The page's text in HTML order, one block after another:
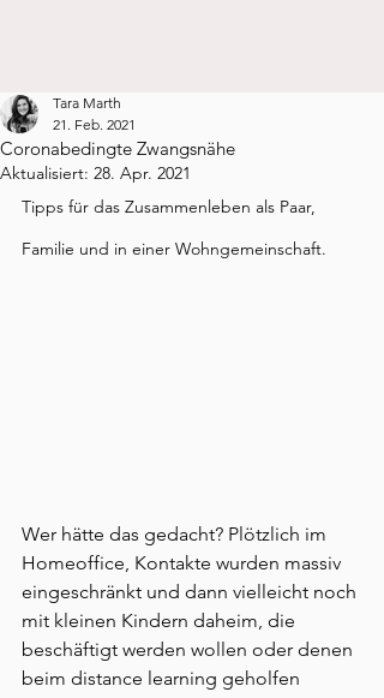
Coronabedingte Zwangsnähe
Tara Marth
21. Feb. 2021
Aktualisiert: 28. Apr. 2021
Tipps für das Zusammenleben als Paar,
Familie und in einer Wohngemeinschaft.
Wer hätte das gedacht? Plötzlich im
Homeoffice, Kontakte wurden massiv
eingeschränkt und dann vielleicht noch
mit kleinen Kindern daheim, die
beschäftigt werden wollen oder denen
beim distance learning geholfen